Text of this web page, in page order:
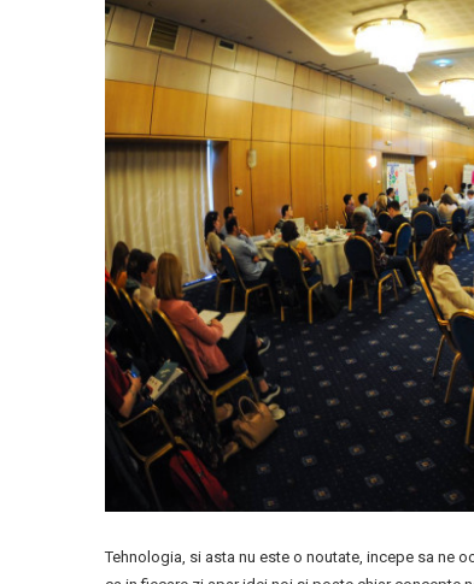
Tehnologia, si asta nu este o noutate, incepe sa ne